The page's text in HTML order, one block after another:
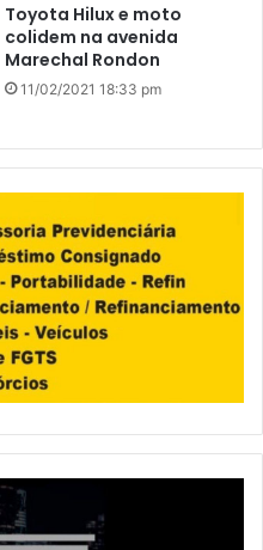
Toyota Hilux e moto
colidem na avenida
Marechal Rondon
11/02/2021 18:33 pm